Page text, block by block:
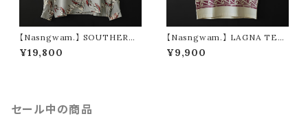
【Nasngwam.】 SOUTHERN
SHIRTS (gray)
¥19,800
【Nasngwam.】 LAGNA TEE
(natural)
¥9,900
セール中の商品